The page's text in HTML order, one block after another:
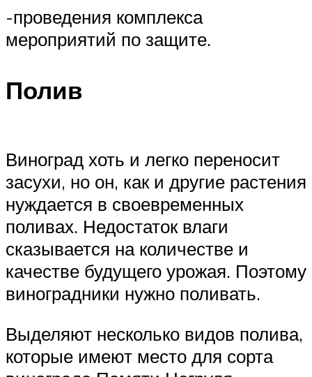
-проведения комплекса
мероприятий по защите.
Полив
Виноград хоть и легко переносит
засухи, но он, как и другие растения
нуждается в своевременных
поливах. Недостаток влаги
сказывается на количестве и
качестве будущего урожая. Поэтому
виноградники нужно поливать.
Выделяют несколько видов полива,
которые имеют место для сорта